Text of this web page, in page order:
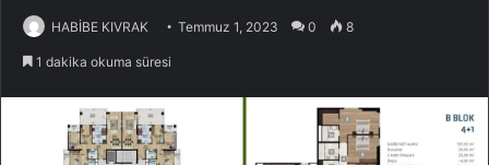
HABİBE KIVRAK Temmuz 1, 2023 0 8
1 dakika okuma süresi